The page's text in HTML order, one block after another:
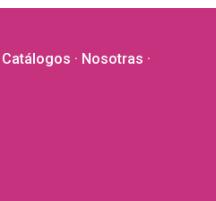
Catálogos · Nosotras ·